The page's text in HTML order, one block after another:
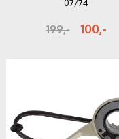
07/74
199,- 100,-